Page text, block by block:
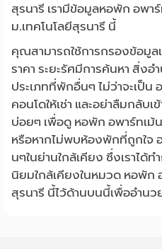
สุรนารี เรามีข้อมูลหอพัก อพา
ม.เทคโนโลยีสุรนารี นี้
คุณสามารถใช้การกรองข้อมูล
ราคา ระยะรัศมีการค้นหา สิ่ง
ประเภทที่พักอื่นๆ ไม่ว่าจะเป็น
คอนโดให้เช่า และอย่าลืมกลับ
บ่อยๆ เพื่อดู หอพัก อพาร์ทเม้น
หรือหากไม่พบห้องพักที่ถูกใจ อ
นๆในย่านใกล้เคียง ซึ่งเราได้
นิยมใกล้เคียงในหมวด หอพัก
สุรนารี นี้ไว้ด้านบนนี้เพื่ออำน